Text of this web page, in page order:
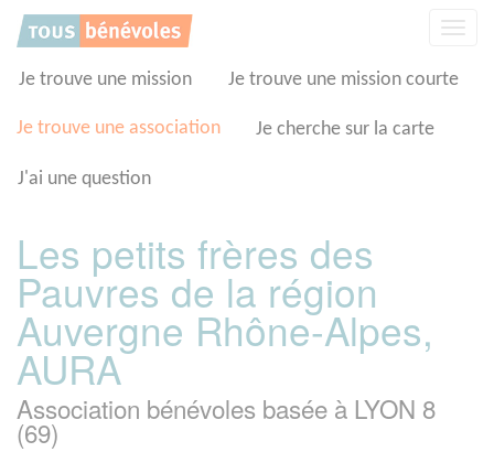
Je trouve une mission Je trouve une mission courte
Je trouve une association Je cherche sur la carte
J'ai une question
Les petits frères des
Pauvres de la région
Auvergne Rhône-Alpes,
AURA
Association bénévoles basée à LYON 8
(69)
Panneau de gestion des cookies